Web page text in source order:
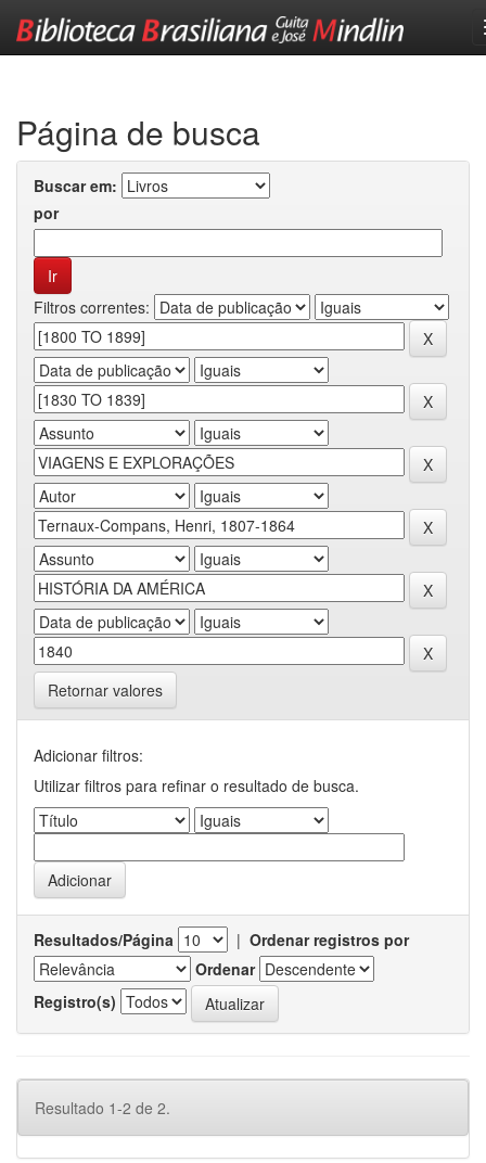
Página de busca
Buscar em:
por
Filtros correntes:
Retornar valores
Adicionar filtros:
Utilizar filtros para refinar o resultado de busca.
Resultados/Página | Ordenar registros por
Ordenar
Registro(s)
Resultado 1-2 de 2.